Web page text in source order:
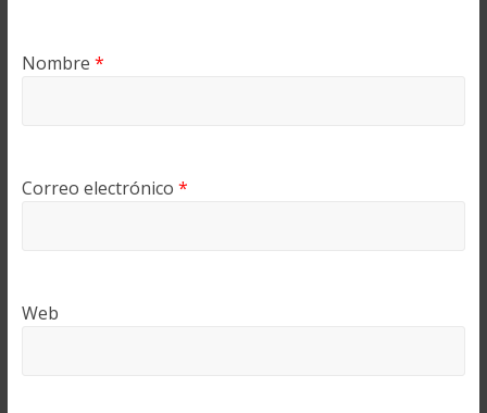
Nombre *
Correo electrónico *
Web